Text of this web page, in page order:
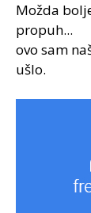
Možda
propuh...
ovo sam
ušlo.